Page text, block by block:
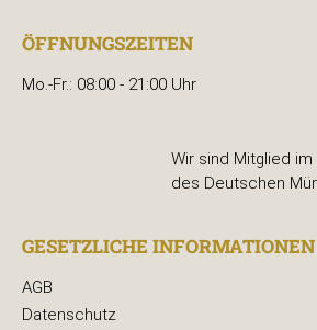
ÖFFNUNGSZEITEN
Mo.-Fr.: 08:00 - 21:00 Uhr
Wir sind Mitglied
des Deutschen
GESETZLICHE INFORMATIONEN
AGB
Datenschutz